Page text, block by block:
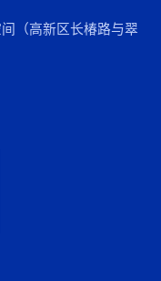
（高新区长椿路与翠